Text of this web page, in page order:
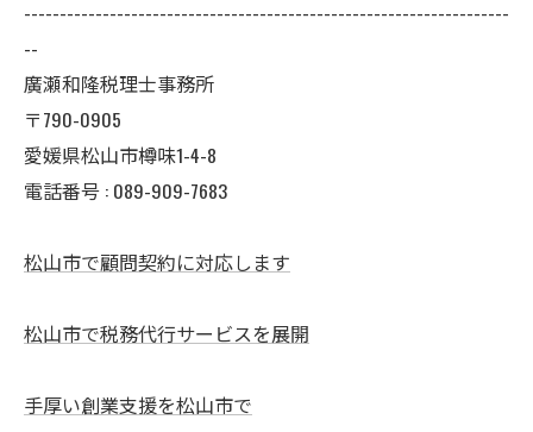
--------------------------------------------------------------------
--
廣瀬和隆税理士事務所
〒790-0905
愛媛県松山市樽味1-4-8
電話番号 : 089-909-7683
松山市で顧問契約に対応します
松山市で税務代行サービスを展開
手厚い創業支援を松山市で